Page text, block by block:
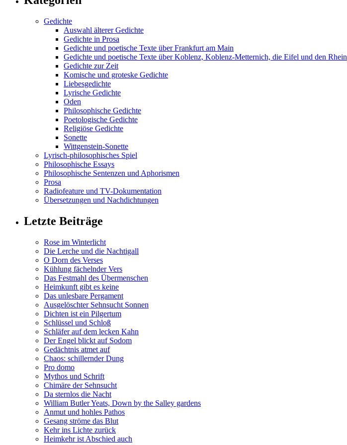
Gedichte
Auswahl älterer Gedichte
Gedichte in Prosa
Gedichte und poetische Texte über Frankfurt am Main
Gedichte und poetische Texte über Koblenz, Koblenz-Metternich, die Eifel und den Rhein
Gedichte zur Zeit
Komische und groteske Gedichte
Liebesgedichte
Lyrische Gedichte
Oden
Philosophische Gedichte
Poetologische Gedichte
Religiöse Gedichte
Sonette
Wittgenstein-Sonette
Lyrisch-philosophisches Spiel
Philosophische Essays
Philosophische Sentenzen und Aphorismen
Prosa
Radiofeature und TV-Dokumentation
Übersetzungen und Nachdichtungen
Letzte Beiträge
Rose im Winterlicht
Die Lerche und die Nachtigall
O Dorn des Verses
Kühlung fächelnder Vers
Das Festmahl des Übermenschen
Heimkunft gibt es keine
Das unlesbare Pergament
Ausgelöschter Sehnsucht Sonnen
Dichten ist ein Pilgertum
Schlüssel und Schloß
Schläfer auf dem lecken Kahn
Der Engel blickt auf Sodom
Gedächtnis atmet auf
Chaos: schillernder Dung
Pro domo
Mythos und Schrift
Chimäre der Sehnsucht
Da sternlos die Nacht
William Butler Yeats, Down by the Salley gardens
Anmut und hohles Pathos
Gesang ströme das Blut
Kehr ins Lichte zurück
Heimkehr ist Abschied auch